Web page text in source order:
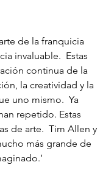
de la franquicia
invaluable.  Estas
continua de la
la creatividad y la
uno mismo.  Ya
repetido. Estas
de arte.  Tim Allen y
más grande de